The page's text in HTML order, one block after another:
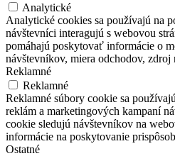
Analytické
Analytické cookies sa používajú na
návštevníci interagujú s webovou
pomáhajú poskytovať informácie o
návštevníkov, miera odchodov, zdroj
Reklamné
Reklamné
Reklamné súbory cookie sa
reklám a marketingových kampaní
cookie sledujú návštevníkov na
informácie na poskytovanie
Ostatné